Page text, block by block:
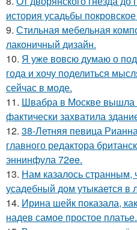
история усадьбы
9. Стильная мебельная
лаконичный дизайн.
10. Я уже вовсю думаю о
года и хочу поделиться
сейчас в моде.
11. Швабра в Москве вышла
фактически захватила
12. 38-Летняя певица
главного редактора
эннинфула 72ee.
13. Нам казалось странным,
усадебный дом утыкается в
14. Ирина шейк показала,
надев самое простое платье.